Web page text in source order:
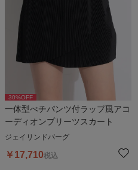
30%OFF
一体型ぺチパンツ付ラップ風アコ
ーディオンプリーツスカート
ジェイリンドバーグ
￥ 17,710税込